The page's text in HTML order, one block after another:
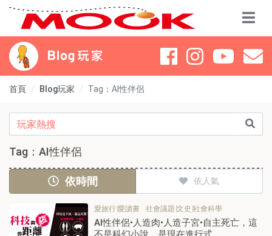
首頁 Blog玩家 Tag：AI性伴侶
Tag：AI性伴侶
依時間 依人氣
愛旅行∣愛讀書 社會議題∣文史∣社會科學
AI性伴侶•人造肉•人造子宮•自主死亡，這